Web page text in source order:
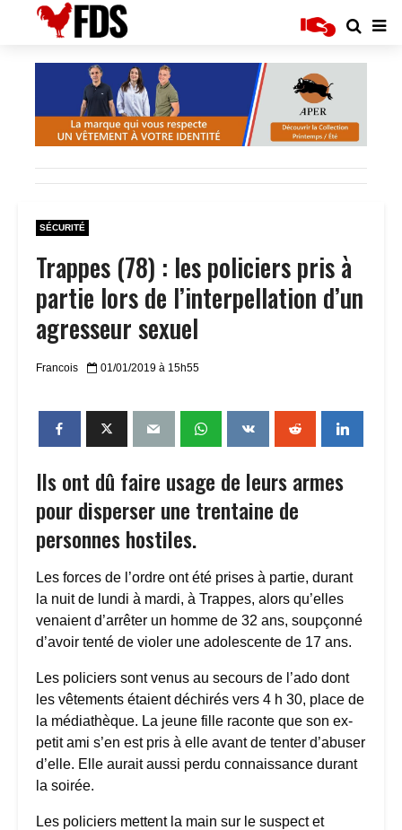
SÉCURITÉ
Trappes (78) : les policiers pris à
partie lors de l’interpellation d’un
agresseur sexuel
Francois 01/01/2019 à 15h55
Ils ont dû faire usage de leurs armes
pour disperser une trentaine de
personnes hostiles.
Les forces de l’ordre ont été prises à partie, durant
la nuit de lundi à mardi, à Trappes, alors qu’elles
venaient d’arrêter un homme de 32 ans, soupçonné
d’avoir tenté de violer une adolescente de 17 ans.
Les policiers sont venus au secours de l’ado dont
les vêtements étaient déchirés vers 4 h 30, place de
la médiathèque. La jeune fille raconte que son ex-
petit ami s’en est pris à elle avant de tenter d’abuser
d’elle. Elle aurait aussi perdu connaissance durant
la soirée.
Les policiers mettent la main sur le suspect et